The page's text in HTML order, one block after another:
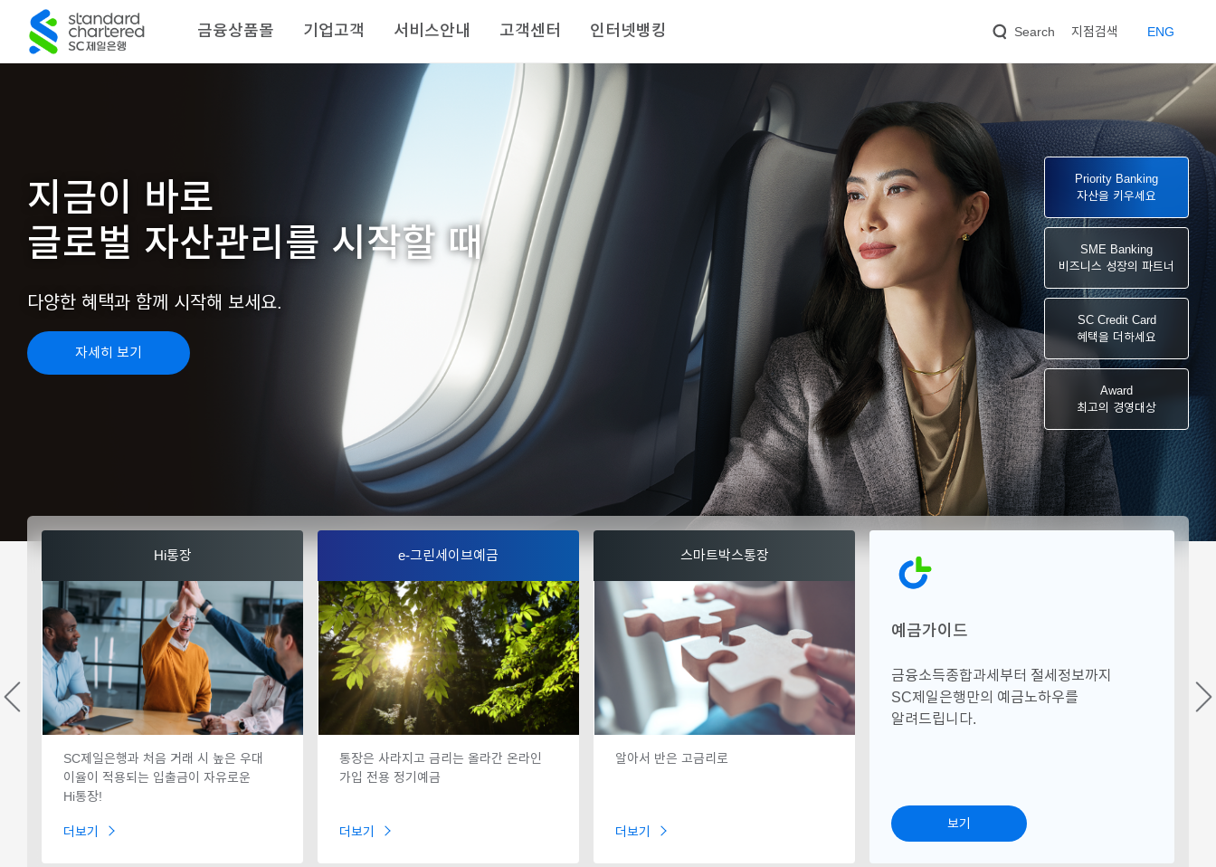
금융상품몰 기업고객 서비스안내 고객센터 인터넷뱅킹 Search 지점검색 ENG
지금이 바로
글로벌 자산관리를 시작할 때
다양한 혜택과 함께 시작해 보세요.
자세히 보기
Priority Banking
자산을 키우세요
SME Banking
비즈니스 성장의 파트너
SC Credit Card
혜택을 더하세요
Award
최고의 경영대상
Hi통장
SC제일은행과 처음 거래 시 높은 우대
이율이 적용되는 입출금이 자유로운
Hi통장!
더보기
e-그린세이브예금
통장은 사라지고 금리는 올라간 온라인
가입 전용 정기예금
더보기
스마트박스통장
알아서 반은 고금리로
더보기
예금가이드
금융소득종합과세부터 절세정보까지
SC제일은행만의 예금노하우를
알려드립니다.
보기